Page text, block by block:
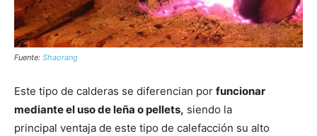
Fuente: Shaorang
Este tipo de calderas se diferencian por funcionar
mediante el uso de leña o pellets, siendo la
principal ventaja de este tipo de calefacción su alto